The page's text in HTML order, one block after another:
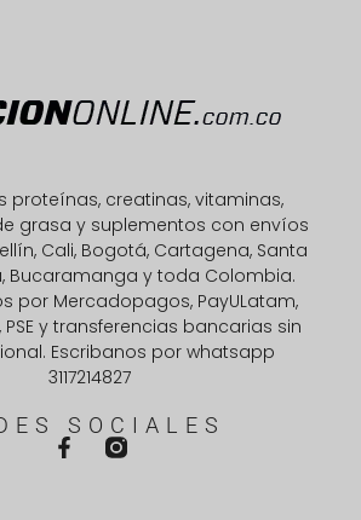
proteínas, creatinas, vitaminas,
grasa y suplementos con envíos
Cali, Bogotá, Cartagena, Santa
Bucaramanga y toda Colombia.
por Mercadopagos, PayULatam,
PSE y transferencias bancarias sin
Escribanos por whatsapp
3117214827
SOCIALES